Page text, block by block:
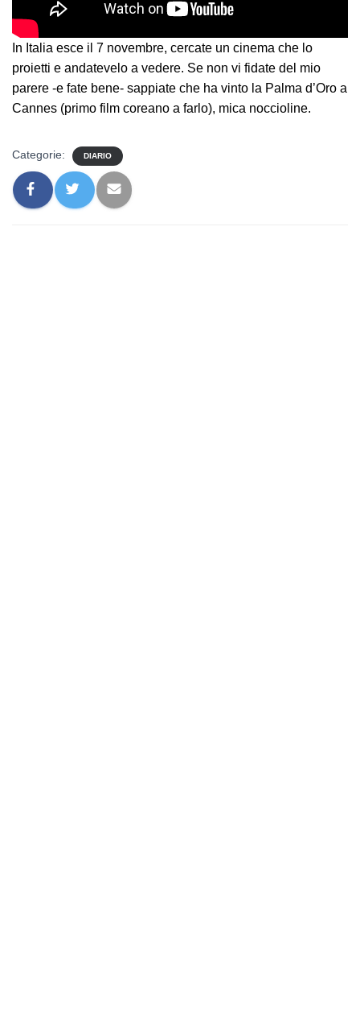
In Italia esce il 7 novembre, cercate un cinema che lo
proietti e andatevelo a vedere. Se non vi fidate del mio
parere -e fate bene- sappiate che ha vinto la Palma d’Oro a
Cannes (primo film coreano a farlo), mica noccioline.
Categorie: DIARIO